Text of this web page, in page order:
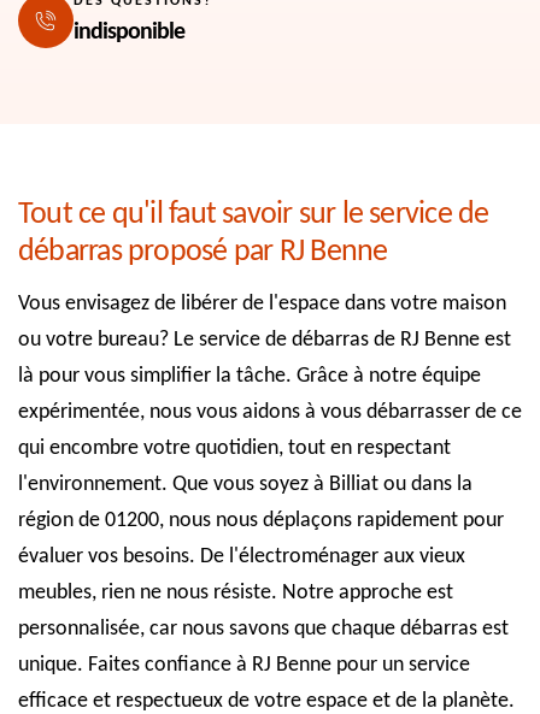
indisponible
Tout ce qu'il faut savoir sur le service de
débarras proposé par RJ Benne
Vous envisagez de libérer de l'espace dans votre maison
ou votre bureau? Le service de débarras de RJ Benne est
là pour vous simplifier la tâche. Grâce à notre équipe
expérimentée, nous vous aidons à vous débarrasser de ce
qui encombre votre quotidien, tout en respectant
l'environnement. Que vous soyez à Billiat ou dans la
région de 01200, nous nous déplaçons rapidement pour
évaluer vos besoins. De l'électroménager aux vieux
meubles, rien ne nous résiste. Notre approche est
personnalisée, car nous savons que chaque débarras est
unique. Faites confiance à RJ Benne pour un service
efficace et respectueux de votre espace et de la planète.